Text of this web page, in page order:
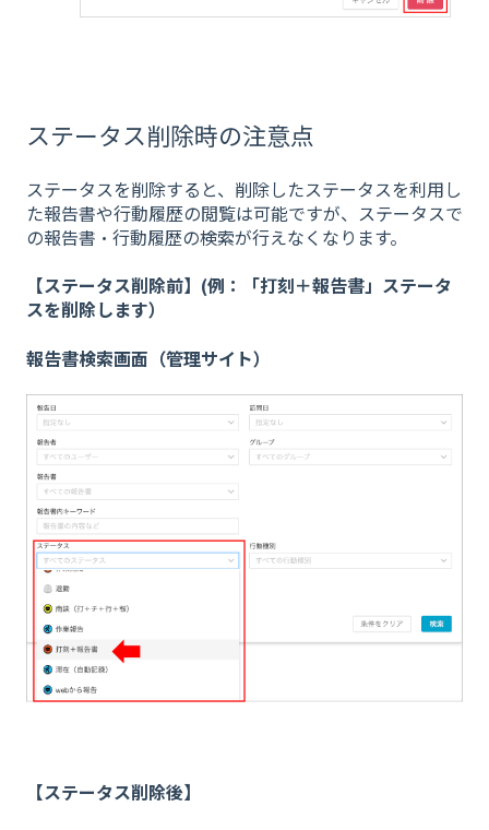
ステータス削除時の注意点
ステータスを削除すると、削除したステータスを利用し
た報告書や行動履歴の閲覧は可能ですが、ステータスで
の報告書・行動履歴の検索が行えなくなります。
【ステータス削除前】(例：「打刻＋報告書」ステータ
スを削除します）
報告書検索画面（管理サイト）
【ステータス削除後】